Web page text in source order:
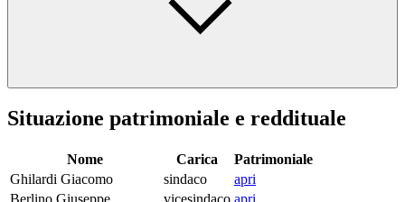
Situazione patrimoniale e reddituale
Nome Carica
Patrimoniale
Ghilardi Giacomo
sindaco
apri
Berlino Giuseppe
vicesindaco apri